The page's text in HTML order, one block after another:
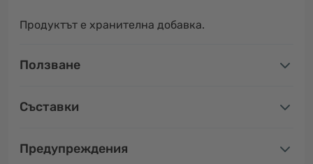
Продуктът е хранителна добавка.
Ползване
Съставки
Предупреждения